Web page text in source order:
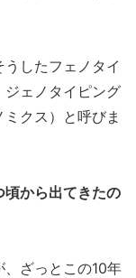
したフェノタイ
ジェノタイピング
クス）と呼びま
から出てきたの
ざっとこの10年